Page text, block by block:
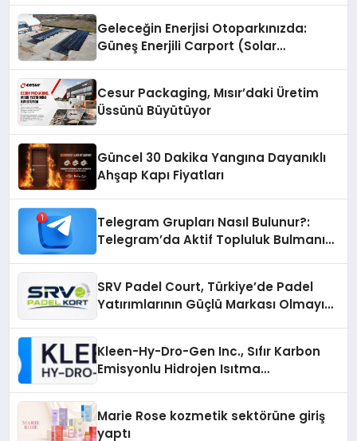
Geleceğin Enerjisi Otoparkınızda:
Güneş Enerjili Carport (Solar
Cesur Packaging, Mısır’daki Üretim
Üssünü Büyütüyor
Güncel 30 Dakika Yangına Dayanıklı
Ahşap Kapı Fiyatları
Telegram Grupları Nasıl Bulunur?:
Telegram’da Aktif Topluluk Bulmanın
SRV Padel Court, Türkiye’de Padel
Yatırımlarının Güçlü Markası Olmayı
Kleen-Hy-Dro-Gen Inc., Sıfır Karbon
Emisyonlu Hidrojen Isıtma
Marie Rose kozmetik sektörüne giriş
yaptı